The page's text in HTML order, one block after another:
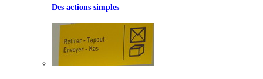
Des actions simples